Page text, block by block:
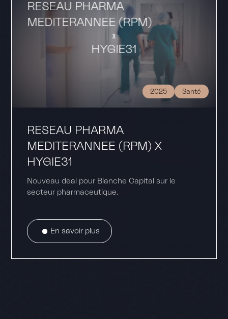
RESEAU PHARMA
MEDITERANNEE (RPM)
HYGIE31
2025 Santé
RESEAU PHARMA
MEDITERANNEE (RPM) X
HYGIE31
Nouveau deal pour Blanche Capital sur le
secteur pharmaceutique.
En savoir plus